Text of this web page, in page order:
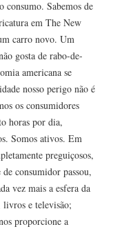
consumo. Sabemos de
em The New
carro novo. Um
gosta de rabo-de-
americana se
nosso perigo não é
os consumidores
horas por dia,
Somos ativos. Em
preguiçosos,
consumidor passou,
vez mais a esfera da
e televisão;
proporcione a